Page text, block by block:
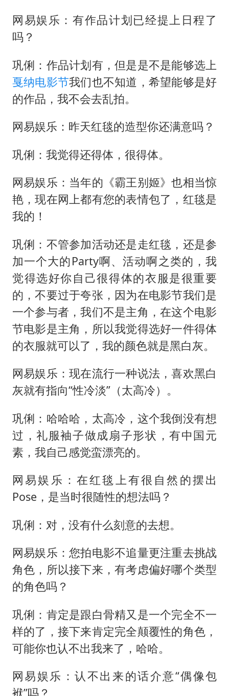
网易娱乐：有作品计划已经提上日程了
吗？
巩俐：作品计划有，但是是不是能够选上
戛纳电影节我们也不知道，希望能够是好
的作品，我不会去乱拍。
网易娱乐：昨天红毯的造型你还满意吗？
巩俐：我觉得还得体，很得体。
网易娱乐：当年的《霸王别姬》也相当惊
艳，现在网上都有您的表情包了，红毯是
我的！
巩俐：不管参加活动还是走红毯，还是参
加一个大的Party啊、活动啊之类的，我
觉得选好你自己很得体的衣服是很重要
的，不要过于夸张，因为在电影节我们是
一个参与者，我们不是主角，在这个电影
节电影是主角，所以我觉得选好一件得体
的衣服就可以了，我的颜色就是黑白灰。
网易娱乐：现在流行一种说法，喜欢黑白
灰就有指向“性冷淡”（太高冷）。
巩俐：哈哈哈，太高冷，这个我倒没有想
过，礼服袖子做成扇子形状，有中国元
素，我自己感觉蛮漂亮的。
网易娱乐：在红毯上有很自然的摆出
Pose，是当时很随性的想法吗？
巩俐：对，没有什么刻意的去想。
网易娱乐：您拍电影不追量更注重去挑战
角色，所以接下来，有考虑偏好哪个类型
的角色吗？
巩俐：肯定是跟白骨精又是一个完全不一
样的了，接下来肯定完全颠覆性的角色，
可能你也认不出我来了，哈哈。
网易娱乐：认不出来的话介意“偶像包
袱”吗？